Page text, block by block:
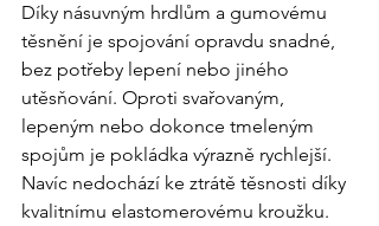
Díky násuvným hrdlům a gumovému
těsnění je spojování opravdu snadné,
bez potřeby lepení nebo jiného
utěsňování. Oproti svařovaným,
lepeným nebo dokonce tmeleným
spojům je pokládka výrazně rychlejší.
Navíc nedochází ke ztrátě těsnosti díky
kvalitnímu elastomerovému kroužku.